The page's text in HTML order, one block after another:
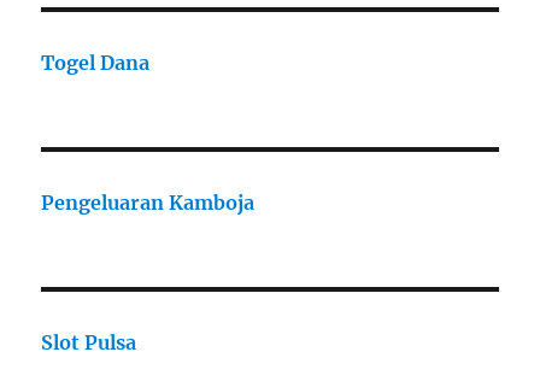
Togel Dana
Pengeluaran Kamboja
Slot Pulsa